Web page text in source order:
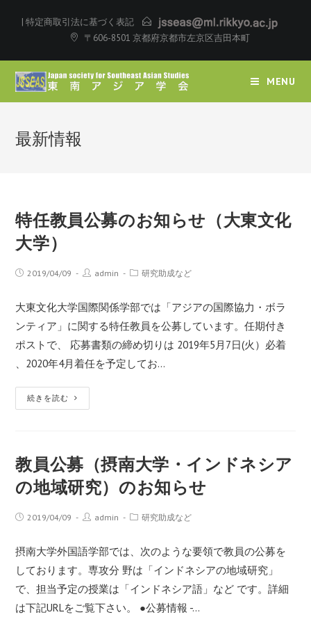
| 特定商取引法に基づく表記
〒606-8501 京都府京都市左京区吉田本町
MENU
最新情報
特任教員公募のお知らせ（大東文化
大学）
2019/04/09 admin 研究助成など
大東文化大学国際関係学部では「アジアの国際協力・ボラ
ンティア」に関する特任教員を公募しています。任期付き
ポストで、 応募書類の締め切りは 2019年5月7日(火）必着
、2020年4月着任を予定してお…
続きを読む
教員公募（摂南大学・インドネシア
の地域研究）のお知らせ
2019/04/09 admin 研究助成など
摂南大学外国語学部では、次のような要領で教員の公募を
しております。専攻分 野は「インドネシアの地域研究」
で、担当予定の授業は「インドネシア語」など です。詳細
は下記URLをご覧下さい。 ●公募情報 -…